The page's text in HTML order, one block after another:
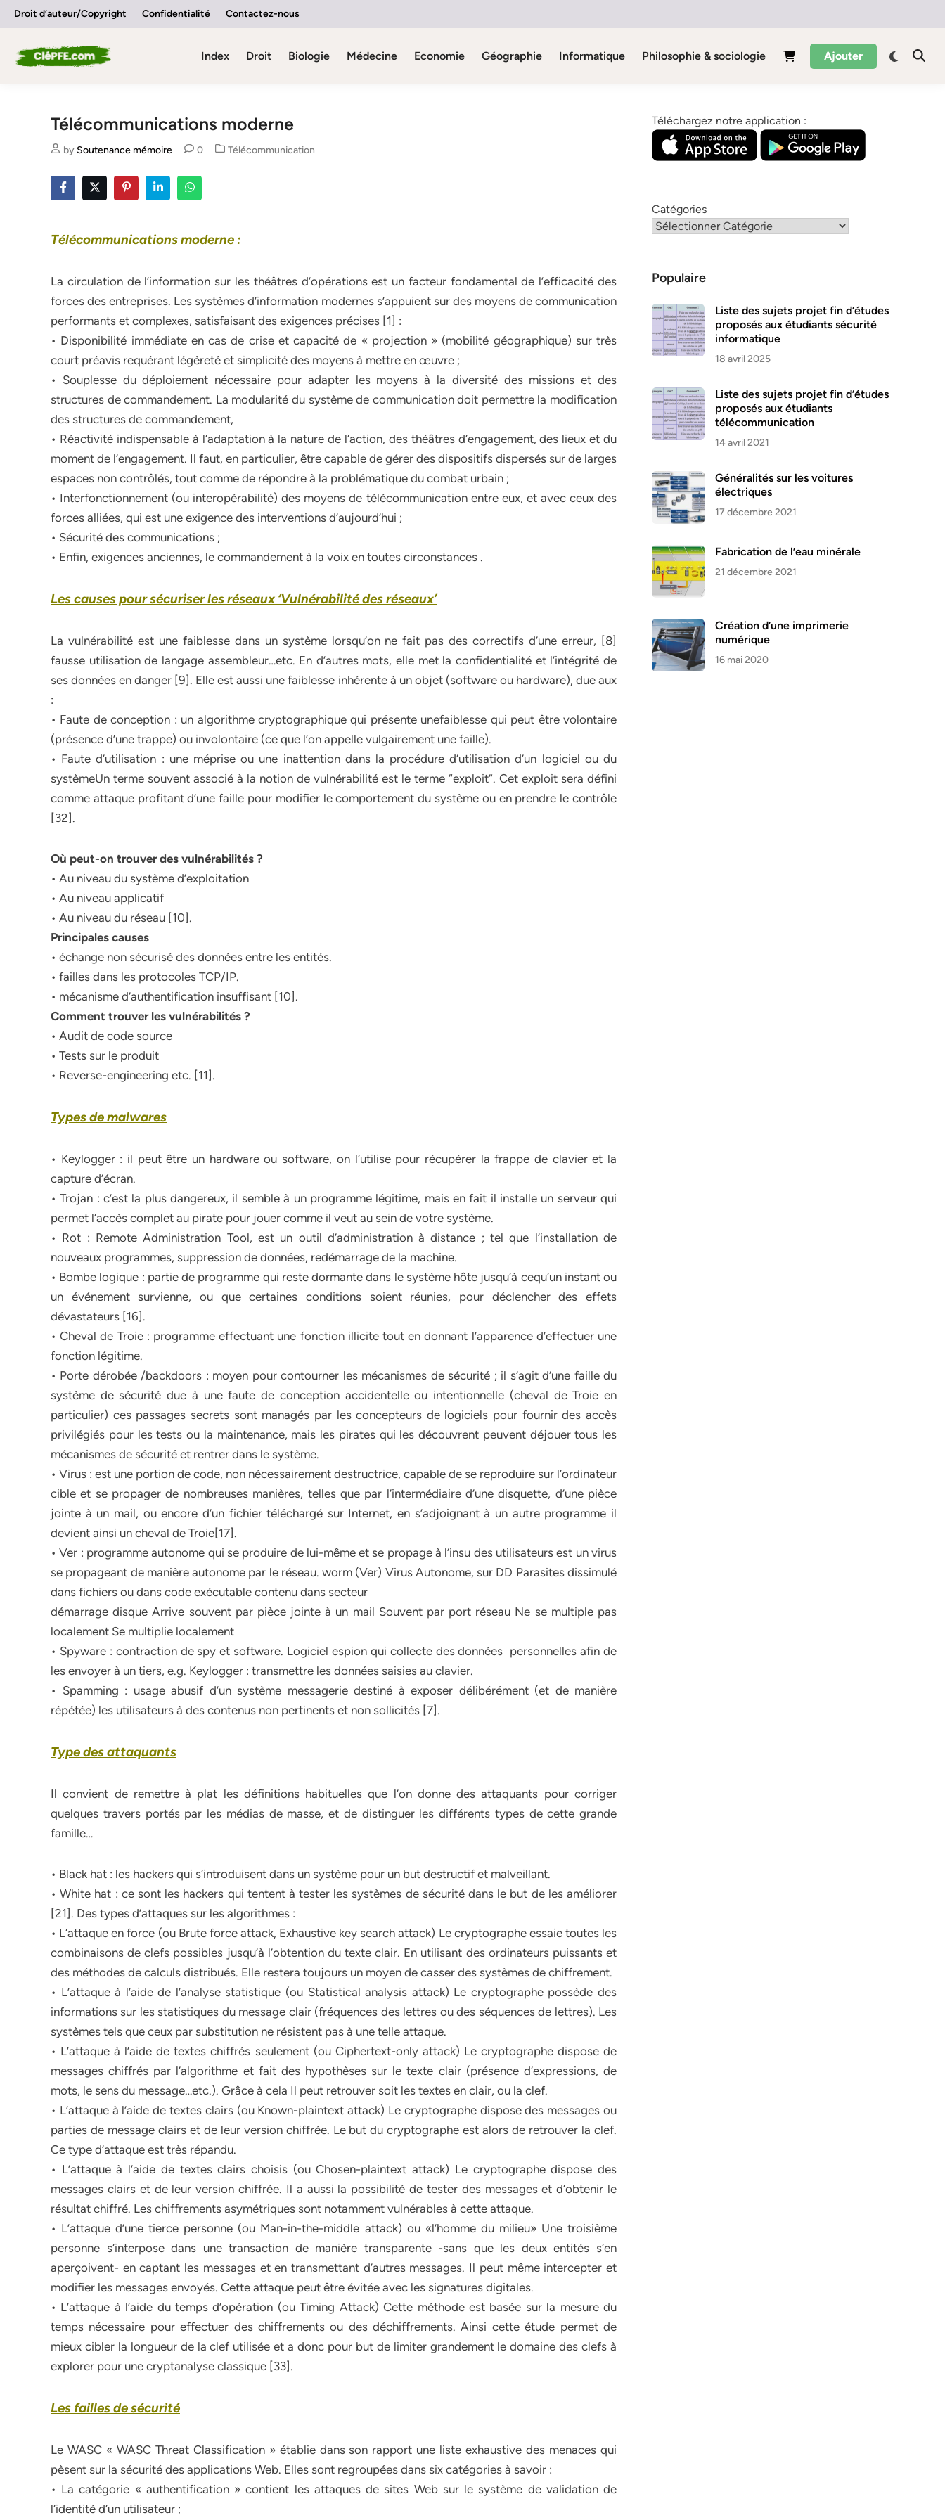
SkipDroit d’auteur/Copyright Confidentialité Contactez-nous
Index Droit Biologie Médecine Economie Géographie Informatique Philosophie & sociologie Ajouter
Télécommunications moderne
by Soutenance mémoire 0
Posted
Télécommunication
Télécommunications moderne :
La circulation de l’information sur les théâtres d’opérations est un facteur fondamental de l’efficacité des
forces des entreprises. Les systèmes d’information modernes s’appuient sur des moyens de communication
performants et complexes, satisfaisant des exigences précises [1] :
• Disponibilité immédiate en cas de crise et capacité de « projection » (mobilité géographique) sur très
court préavis requérant légèreté et simplicité des moyens à mettre en œuvre ;
• Souplesse du déploiement nécessaire pour adapter les moyens à la diversité des missions et des
structures de commandement. La modularité du système de communication doit permettre la modification
des structures de commandement,
• Réactivité indispensable à l’adaptation à la nature de l’action, des théâtres d’engagement, des lieux et du
moment de l’engagement. Il faut, en particulier, être capable de gérer des dispositifs dispersés sur de larges
espaces non contrôlés, tout comme de répondre à la problématique du combat urbain ;
• Interfonctionnement (ou interopérabilité) des moyens de télécommunication entre eux, et avec ceux des
forces alliées, qui est une exigence des interventions d’aujourd’hui ;
• Sécurité des communications ;
• Enfin, exigences anciennes, le commandement à la voix en toutes circonstances .
Les causes pour sécuriser les réseaux ‘Vulnérabilité des réseaux’
La vulnérabilité est une faiblesse dans un système lorsqu’on ne fait pas des correctifs d’une erreur, [8]
fausse utilisation de langage assembleur…etc. En d’autres mots, elle met la confidentialité et l’intégrité de
ses données en danger [9]. Elle est aussi une faiblesse inhérente à un objet (software ou hardware), due aux
:
• Faute de conception : un algorithme cryptographique qui présente unefaiblesse qui peut être volontaire
(présence d’une trappe) ou involontaire (ce que l’on appelle vulgairement une faille).
• Faute d’utilisation : une méprise ou une inattention dans la procédure d’utilisation d’un logiciel ou du
systèmeUn terme souvent associé à la notion de vulnérabilité est le terme “exploit”. Cet exploit sera défini
comme attaque profitant d’une faille pour modifier le comportement du système ou en prendre le contrôle
[32].
Où peut-on trouver des vulnérabilités ?
• Au niveau du système d’exploitation
• Au niveau applicatif
• Au niveau du réseau [10].
Principales causes
• échange non sécurisé des données entre les entités.
• failles dans les protocoles TCP/IP.
• mécanisme d’authentification insuffisant [10].
Comment trouver les vulnérabilités ?
• Audit de code source
• Tests sur le produit
• Reverse-engineering etc. [11].
Types de malwares
• Keylogger : il peut être un hardware ou software, on l’utilise pour récupérer la frappe de clavier et la
capture d’écran.
• Trojan : c’est la plus dangereux, il semble à un programme légitime, mais en fait il installe un serveur qui
permet l’accès complet au pirate pour jouer comme il veut au sein de votre système.
• Rot : Remote Administration Tool, est un outil d’administration à distance ; tel que l’installation de
nouveaux programmes, suppression de données, redémarrage de la machine.
• Bombe logique : partie de programme qui reste dormante dans le système hôte jusqu’à cequ’un instant ou
un événement survienne, ou que certaines conditions soient réunies, pour déclencher des effets
dévastateurs [16].
• Cheval de Troie : programme effectuant une fonction illicite tout en donnant l’apparence d’effectuer une
fonction légitime.
• Porte dérobée /backdoors : moyen pour contourner les mécanismes de sécurité ; il s’agit d’une faille du
système de sécurité due à une faute de conception accidentelle ou intentionnelle (cheval de Troie en
particulier) ces passages secrets sont managés par les concepteurs de logiciels pour fournir des accès
privilégiés pour les tests ou la maintenance, mais les pirates qui les découvrent peuvent déjouer tous les
mécanismes de sécurité et rentrer dans le système.
• Virus : est une portion de code, non nécessairement destructrice, capable de se reproduire sur l’ordinateur
cible et se propager de nombreuses manières, telles que par l’intermédiaire d’une disquette, d’une pièce
jointe à un mail, ou encore d’un fichier téléchargé sur Internet, en s’adjoignant à un autre programme il
devient ainsi un cheval de Troie[17].
• Ver : programme autonome qui se produire de lui-même et se propage à l’insu des utilisateurs est un virus
se propageant de manière autonome par le réseau. worm (Ver) Virus Autonome, sur DD Parasites dissimulé
dans fichiers ou dans code exécutable contenu dans secteur
démarrage disque Arrive souvent par pièce jointe à un mail Souvent par port réseau Ne se multiple pas
localement Se multiplie localement
• Spyware : contraction de spy et software. Logiciel espion qui collecte des données personnelles afin de
les envoyer à un tiers, e.g. Keylogger : transmettre les données saisies au clavier.
• Spamming : usage abusif d’un système messagerie destiné à exposer délibérément (et de manière
répétée) les utilisateurs à des contenus non pertinents et non sollicités [7].
Type des attaquants
Il convient de remettre à plat les définitions habituelles que l’on donne des attaquants pour corriger
quelques travers portés par les médias de masse, et de distinguer les différents types de cette grande
famille…
• Black hat : les hackers qui s’introduisent dans un système pour un but destructif et malveillant.
• White hat : ce sont les hackers qui tentent à tester les systèmes de sécurité dans le but de les améliorer
[21]. Des types d’attaques sur les algorithmes :
• L’attaque en force (ou Brute force attack, Exhaustive key search attack) Le cryptographe essaie toutes les
combinaisons de clefs possibles jusqu’à l’obtention du texte clair. En utilisant des ordinateurs puissants et
des méthodes de calculs distribués. Elle restera toujours un moyen de casser des systèmes de chiffrement.
• L’attaque à l’aide de l’analyse statistique (ou Statistical analysis attack) Le cryptographe possède des
informations sur les statistiques du message clair (fréquences des lettres ou des séquences de lettres). Les
systèmes tels que ceux par substitution ne résistent pas à une telle attaque.
• L’attaque à l’aide de textes chiffrés seulement (ou Ciphertext-only attack) Le cryptographe dispose de
messages chiffrés par l’algorithme et fait des hypothèses sur le texte clair (présence d’expressions, de
mots, le sens du message…etc.). Grâce à cela Il peut retrouver soit les textes en clair, ou la clef.
• L’attaque à l’aide de textes clairs (ou Known-plaintext attack) Le cryptographe dispose des messages ou
parties de message clairs et de leur version chiffrée. Le but du cryptographe est alors de retrouver la clef.
Ce type d’attaque est très répandu.
• L’attaque à l’aide de textes clairs choisis (ou Chosen-plaintext attack) Le cryptographe dispose des
messages clairs et de leur version chiffrée. Il a aussi la possibilité de tester des messages et d’obtenir le
résultat chiffré. Les chiffrements asymétriques sont notamment vulnérables à cette attaque.
• L’attaque d’une tierce personne (ou Man-in-the-middle attack) ou «l’homme du milieu» Une troisième
personne s’interpose dans une transaction de manière transparente -sans que les deux entités s’en
aperçoivent- en captant les messages et en transmettant d’autres messages. Il peut même intercepter et
modifier les messages envoyés. Cette attaque peut être évitée avec les signatures digitales.
• L’attaque à l’aide du temps d’opération (ou Timing Attack) Cette méthode est basée sur la mesure du
temps nécessaire pour effectuer des chiffrements ou des déchiffrements. Ainsi cette étude permet de
mieux cibler la longueur de la clef utilisée et a donc pour but de limiter grandement le domaine des clefs à
explorer pour une cryptanalyse classique [33].
Les failles de sécurité
Le WASC « WASC Threat Classification » établie dans son rapport une liste exhaustive des menaces qui
pèsent sur la sécurité des applications Web. Elles sont regroupées dans six catégories à savoir :
• La catégorie « authentification » contient les attaques de sites Web sur le système de validation de
l’identité d’un utilisateur ;
Téléchargez notre application :
Catégories
Populaire
Liste des sujets projet fin d’études
proposés aux étudiants sécurité
informatique
18 avril 2025
Liste des sujets projet fin d’études
proposés aux étudiants
télécommunication
14 avril 2021
Généralités sur les voitures
électriques
17 décembre 2021
Fabrication de l’eau minérale
21 décembre 2021
Création d’une imprimerie
numérique
16 mai 2020